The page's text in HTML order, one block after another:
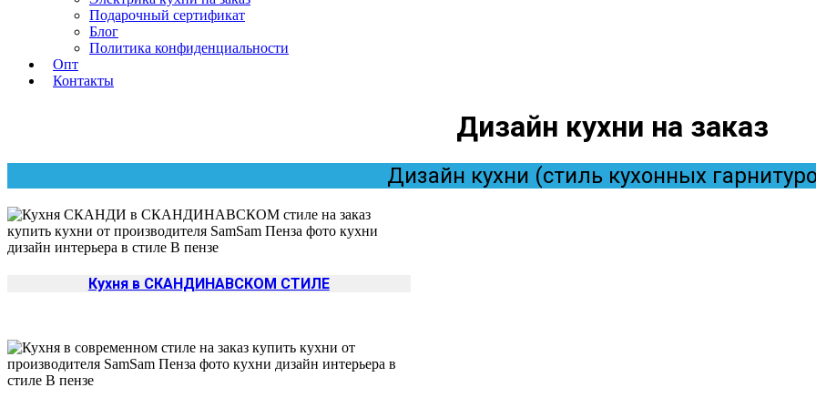
Подарочный сертификат
Блог
Политика конфиденциальности
Опт
Контакты
Дизайн кухни на заказ
Дизайн кухни (стиль кухонных
Кухня в СКАНДИНАВСКОМ СТИЛЕ